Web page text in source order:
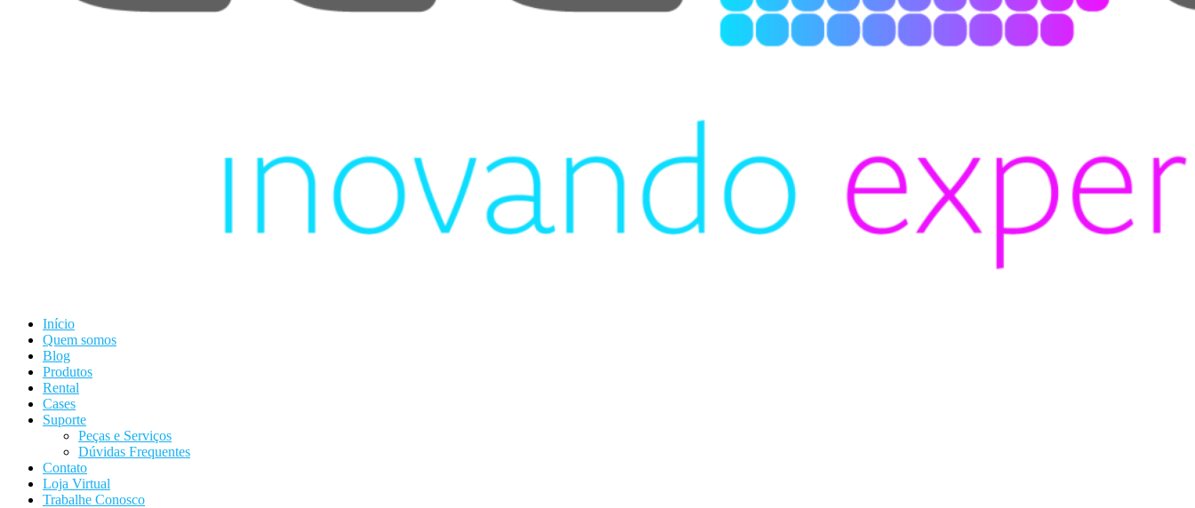
Início
Quem somos
Blog
Produtos
Rental
Cases
Suporte
Peças e Serviços
Dúvidas Frequentes
Contato
Loja Virtual
Trabalhe Conosco